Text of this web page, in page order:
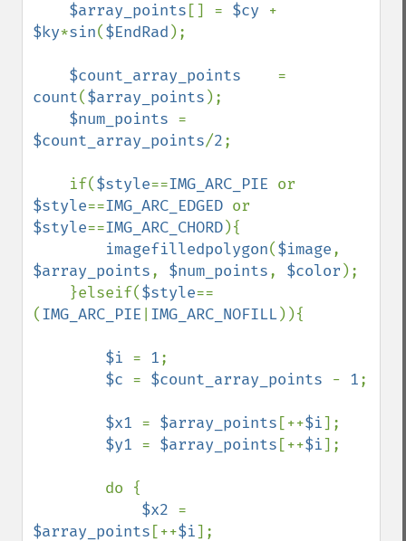
$array_points [] = $cy
$ky*sin($EndRad );
$count_array_points
count($array_points );
$num_points
$count_array_points/2;
    if(
$style==IMG_ARC_PIE
$style==IMG_ARC_EDGED
$style==IMG_ARC_CHORD){
imagefilledpolygon($image
$array_points, $num_points, $color );
    }elseif(
$style==
(IMG_ARC_PIE IMG_ARC_NOFILL)){
$i = 1;
$c = $count_array_points - 1;
$x1 = $array_points [++$i];
$y1 = $array_points [++$i];
$x2
$array_points [++$i];